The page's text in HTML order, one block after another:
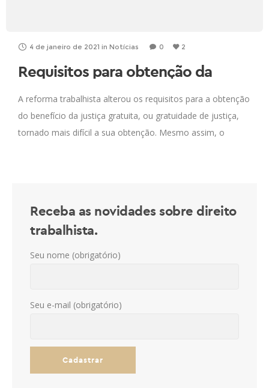
4 de janeiro de 2021 in Notícias 0 2
Requisitos para obtenção da
gratuidade de justiça após a
reforma trabalhista
A reforma trabalhista alterou os requisitos para a obtenção
do benefício da justiça gratuita, ou gratuidade de justiça,
tornado mais difícil a sua obtenção. Mesmo assim, o
Receba as novidades sobre direito
trabalhista.
Seu nome (obrigatório)
Seu e-mail (obrigatório)